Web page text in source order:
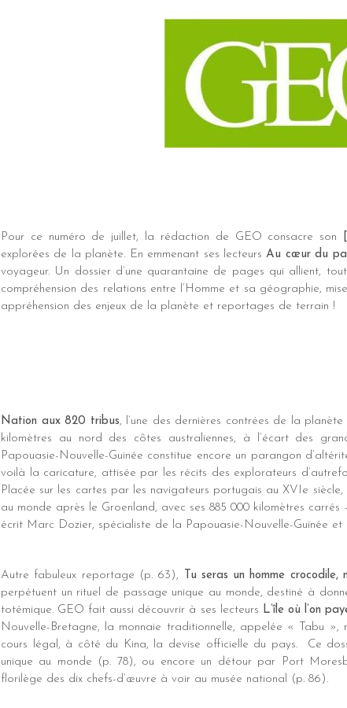
Pour ce numéro de juillet, la rédaction de GEO consacre son
explorées de la planète. En emmenant ses lecteursAu cœur du
voyageur. Un dossier d’une quarantaine de pages qui allient,
compréhension des relations entre l’Homme et sa géographie,
appréhension des enjeux de la planète et reportages de terrain !
Nation aux 820 tribus, l’une des dernières contrées de la
kilomètres au nord des côtes australiennes, à l’écart des
Papouasie-Nouvelle-Guinée constitue encore un parangon
voilà la caricature, attisée par les récits des explorateurs
Placée sur les cartes par les navigateurs portugais au XVIe
au monde après le Groenland, avec ses 885 000 kilomètres
écrit Marc Dozier, spécialiste de la Papouasie-Nouvelle-Guinée et
Autre fabuleux reportage (p. 63), Tu seras un homme crocodile,
perpétuent un rituel de passage unique au monde, destiné à
totémique. GEO fait aussi découvrir à ses lecteurs L’île où l’on
Nouvelle-Bretagne, la monnaie traditionnelle, appelée « Tabu
cours légal, à côté du Kina, la devise officielle du pays. Ce
unique au monde (p. 78), ou encore un détour par Port
florilège des dix chefs-d’œuvre à voir au musée national (p. 86).